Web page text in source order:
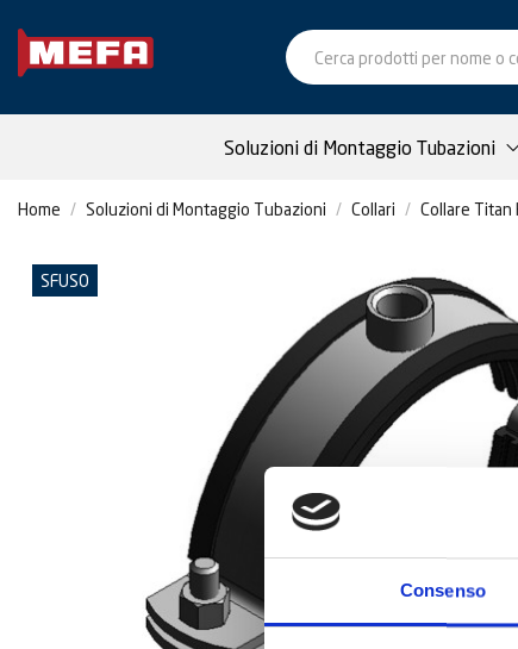
Consenso
Soluzioni di Montaggio Tubazioni
Home Soluzioni di Montaggio Tubazioni Collari Collare Titan
SFUSO